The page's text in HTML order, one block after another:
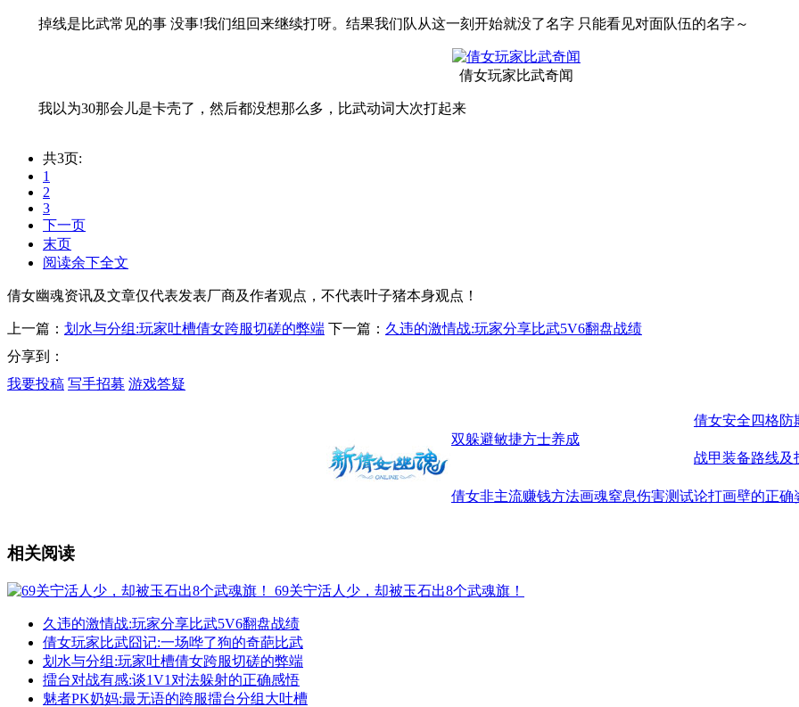
掉线是比武常见的事 没事!我们组回来继续打呀。结果我们队从这一刻开始就没了名字 只能看见对面队伍的名字～
倩女玩家比武奇闻
我以为30那会儿是卡壳了，然后都没想那么多，比武动词大次打起来
共3页:
1
2
3
下一页
末页
阅读余下全文
倩女幽魂资讯及文章仅代表发表厂商及作者观点，不代表叶子猪本身观点！
上一篇： 划水与分组:玩家吐槽倩女跨服切磋的弊端 下一篇： 久违的激情战:玩家分享比武5V6翻盘战绩
分享到：
我要投稿 写手招募 游戏答疑
双躲避敏捷方士养成
倩女安全四格防
战甲装备路线及
倩女非主流赚钱方法画魂窒息伤害测试论打画壁的正确
相关阅读
69关宁活人少，却被玉石出8个武魂旗！
久违的激情战:玩家分享比武5V6翻盘战绩
倩女玩家比武囧记:一场哗了狗的奇葩比武
划水与分组:玩家吐槽倩女跨服切磋的弊端
擂台对战有感:谈1V1对法躲射的正确感悟
魅者PK奶妈:最无语的跨服擂台分组大吐槽